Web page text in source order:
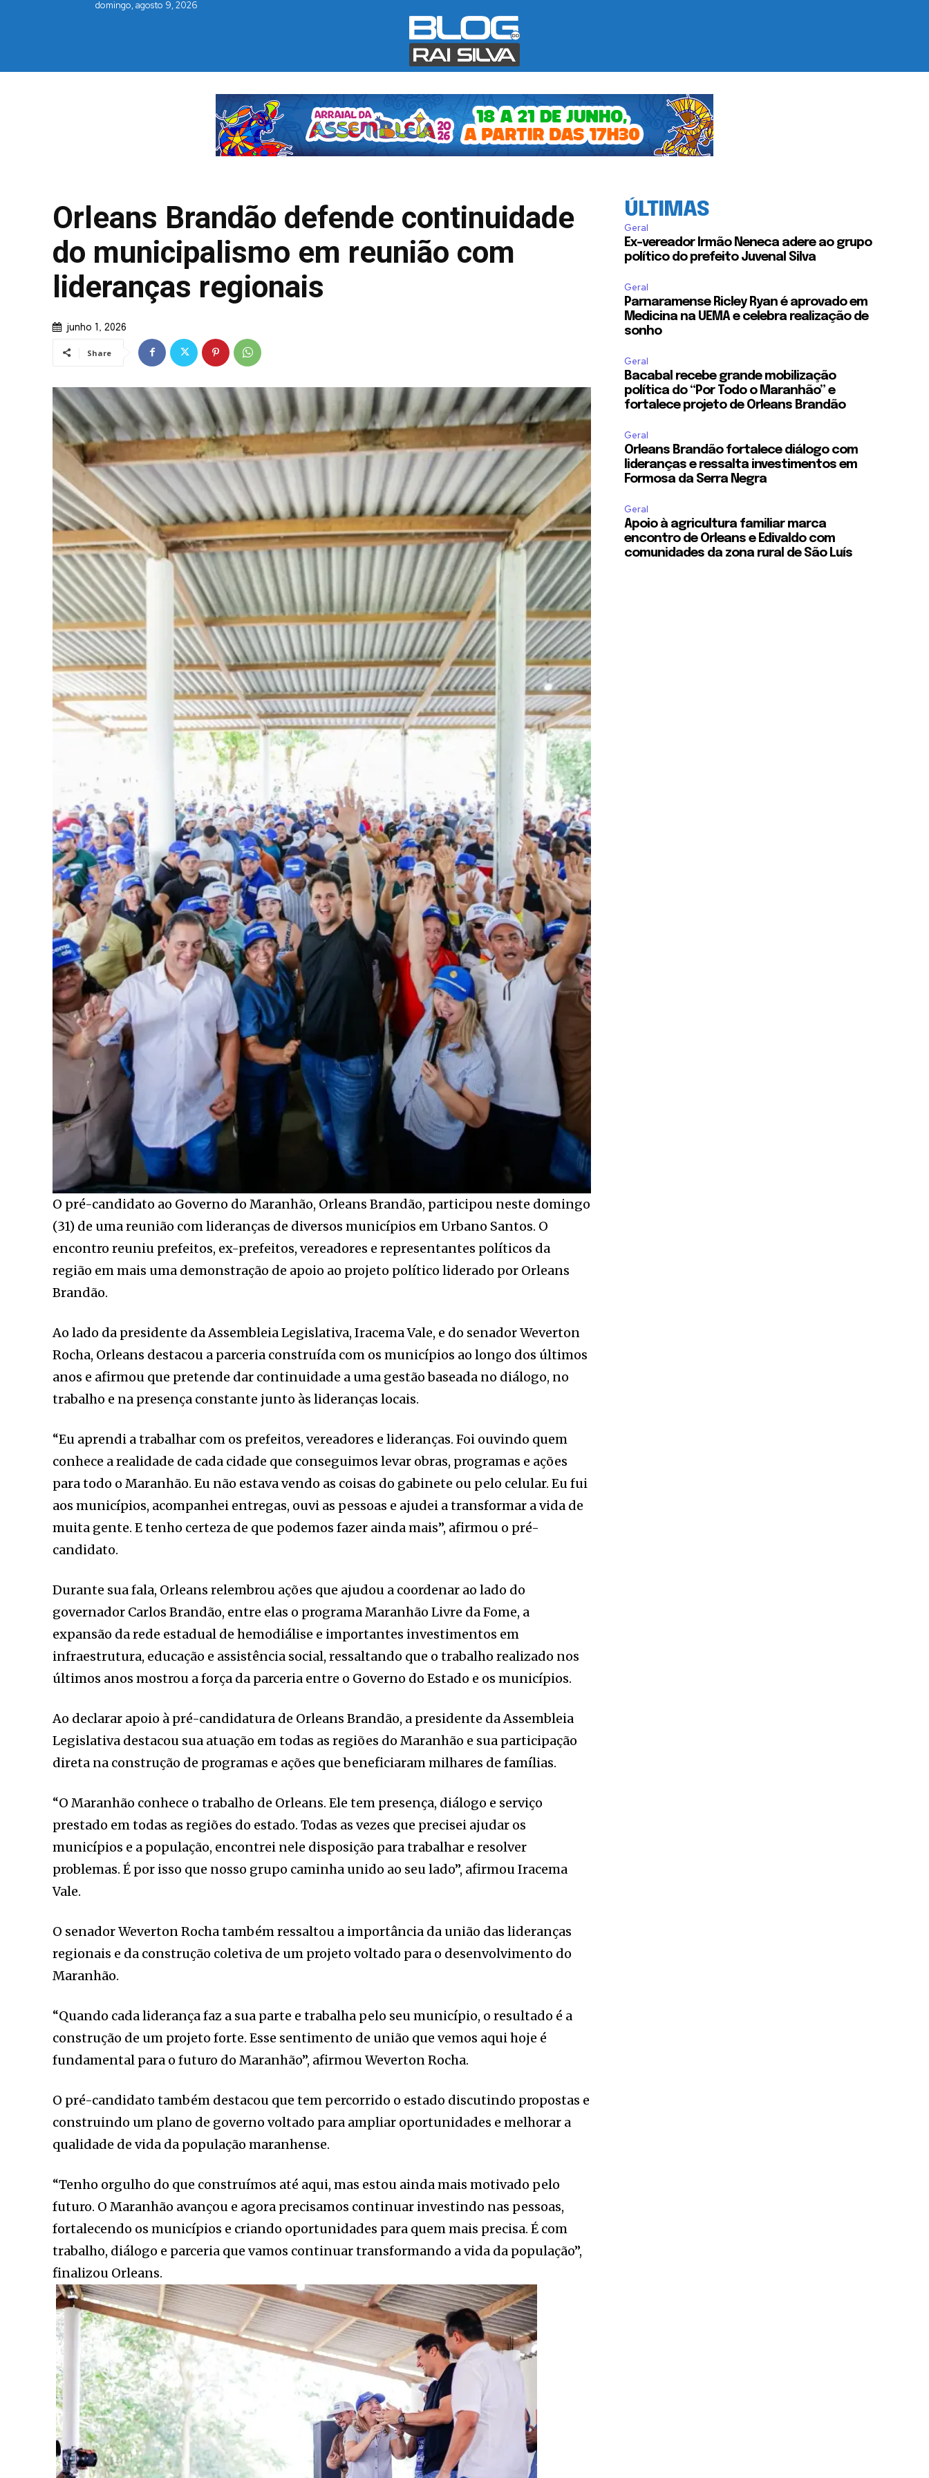
domingo, agosto 9, 2026
Orleans Brandão defende continuidade
do municipalismo em reunião com
lideranças regionais
junho 1, 2026
Share
O pré-candidato ao Governo do Maranhão, Orleans Brandão, participou neste domingo
(31) de uma reunião com lideranças de diversos municípios em Urbano Santos. O
encontro reuniu prefeitos, ex-prefeitos, vereadores e representantes políticos da
região em mais uma demonstração de apoio ao projeto político liderado por Orleans
Brandão.
Ao lado da presidente da Assembleia Legislativa, Iracema Vale, e do senador Weverton
Rocha, Orleans destacou a parceria construída com os municípios ao longo dos últimos
anos e afirmou que pretende dar continuidade a uma gestão baseada no diálogo, no
trabalho e na presença constante junto às lideranças locais.
“Eu aprendi a trabalhar com os prefeitos, vereadores e lideranças. Foi ouvindo quem
conhece a realidade de cada cidade que conseguimos levar obras, programas e ações
para todo o Maranhão. Eu não estava vendo as coisas do gabinete ou pelo celular. Eu fui
aos municípios, acompanhei entregas, ouvi as pessoas e ajudei a transformar a vida de
muita gente. E tenho certeza de que podemos fazer ainda mais”, afirmou o pré-
candidato.
Durante sua fala, Orleans relembrou ações que ajudou a coordenar ao lado do
governador Carlos Brandão, entre elas o programa Maranhão Livre da Fome, a
expansão da rede estadual de hemodiálise e importantes investimentos em
infraestrutura, educação e assistência social, ressaltando que o trabalho realizado nos
últimos anos mostrou a força da parceria entre o Governo do Estado e os municípios.
Ao declarar apoio à pré-candidatura de Orleans Brandão, a presidente da Assembleia
Legislativa destacou sua atuação em todas as regiões do Maranhão e sua participação
direta na construção de programas e ações que beneficiaram milhares de famílias.
“O Maranhão conhece o trabalho de Orleans. Ele tem presença, diálogo e serviço
prestado em todas as regiões do estado. Todas as vezes que precisei ajudar os
municípios e a população, encontrei nele disposição para trabalhar e resolver
problemas. É por isso que nosso grupo caminha unido ao seu lado”, afirmou Iracema
Vale.
O senador Weverton Rocha também ressaltou a importância da união das lideranças
regionais e da construção coletiva de um projeto voltado para o desenvolvimento do
Maranhão.
“Quando cada liderança faz a sua parte e trabalha pelo seu município, o resultado é a
construção de um projeto forte. Esse sentimento de união que vemos aqui hoje é
fundamental para o futuro do Maranhão”, afirmou Weverton Rocha.
O pré-candidato também destacou que tem percorrido o estado discutindo propostas e
construindo um plano de governo voltado para ampliar oportunidades e melhorar a
qualidade de vida da população maranhense.
“Tenho orgulho do que construímos até aqui, mas estou ainda mais motivado pelo
futuro. O Maranhão avançou e agora precisamos continuar investindo nas pessoas,
fortalecendo os municípios e criando oportunidades para quem mais precisa. É com
trabalho, diálogo e parceria que vamos continuar transformando a vida da população”,
finalizou Orleans.
ÚLTIMAS
Geral
Ex-vereador Irmão Neneca adere ao grupo
político do prefeito Juvenal Silva
Geral
Parnaramense Ricley Ryan é aprovado em
Medicina na UEMA e celebra realização de
sonho
Geral
Bacabal recebe grande mobilização
política do “Por Todo o Maranhão” e
fortalece projeto de Orleans Brandão
Geral
Orleans Brandão fortalece diálogo com
lideranças e ressalta investimentos em
Formosa da Serra Negra
Geral
Apoio à agricultura familiar marca
encontro de Orleans e Edivaldo com
comunidades da zona rural de São Luís